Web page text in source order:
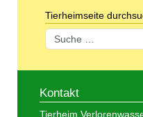
Tierheimseite
Suchen
Kontakt
Tierheim